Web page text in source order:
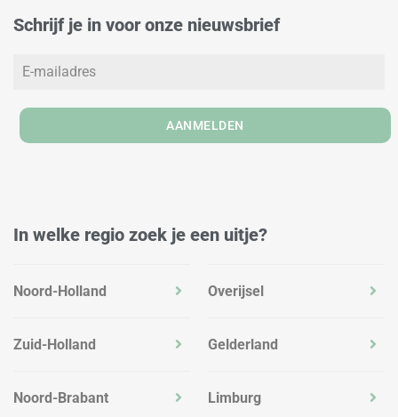
i
r
m
o
Schrijf je in voor onze nieuwsbrief
AANMELDEN
In welke regio zoek je een uitje?
Noord-Holland
Zuid-Holland
Noord-Brabant
Overijsel
Gelderland
Limburg